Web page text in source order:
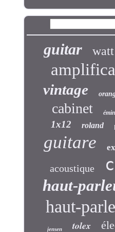
guitar watt
vintage
cabinet
1x12 roland
guitare
acoustique
haut-
haut-
jensen tolex